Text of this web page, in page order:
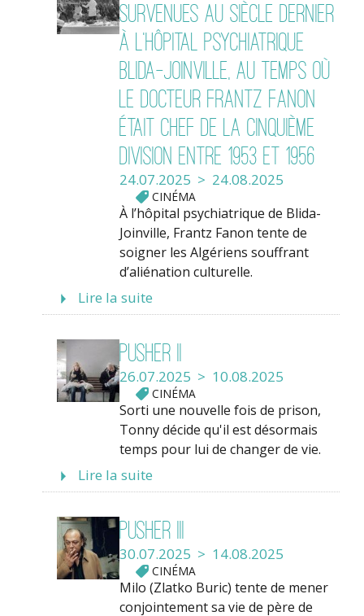
survenues au siècle dernier
à l’hôpital psychiatrique
Blida-Joinville, au temps où
le Docteur Frantz Fanon
était chef de la cinquième
division entre 1953 et 1956
24.07.2025 > 24.08.2025
CINÉMA
À l’hôpital psychiatrique de Blida-
Joinville, Frantz Fanon tente de
soigner les Algériens souffrant
d’aliénation culturelle.
Lire la suite
Pusher II
26.07.2025 > 10.08.2025
CINÉMA
Sorti une nouvelle fois de prison,
Tonny décide qu'il est désormais
temps pour lui de changer de vie.
Lire la suite
Pusher III
30.07.2025 > 14.08.2025
CINÉMA
Milo (Zlatko Buric) tente de mener
conjointement sa vie de père de